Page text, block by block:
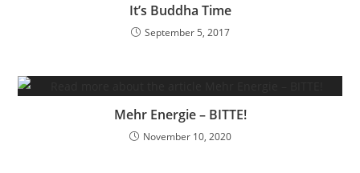
It’s Buddha Time
September 5, 2017
Mehr Energie – BITTE!
November 10, 2020